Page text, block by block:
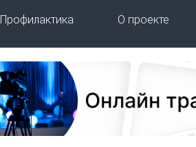
Профилактика О проекте